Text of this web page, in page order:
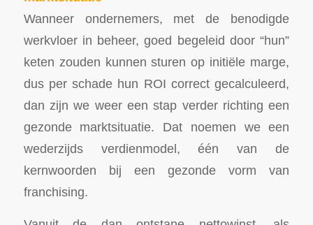
Wanneer ondernemers, met de benodigde
werkvloer in beheer, goed begeleid door “hun”
keten zouden kunnen sturen op initiële marge,
dus per schade hun ROI correct gecalculeerd,
dan zijn we weer een stap verder richting een
gezonde marktsituatie. Dat noemen we een
wederzijds verdienmodel, één van de
kernwoorden bij een gezonde vorm van
franchising.